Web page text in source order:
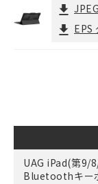
EPS
UAG iPad(第9/
Bluetoothキー